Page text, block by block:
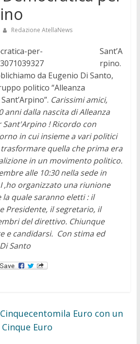
Redazione AtellaNews
Sant’A
rpino.
da Eugenio Di Santo,
politico “Alleanza
Carissimi amici,
anni dalla nascita di Alleanza
! Ricordo con
in cui insieme a vari politici
quella che prima era
in un movimento politico.
alle 10:30 nella sede in
,ho organizzato una riunione
quale saranno eletti : il
Presidente, il segretario, il
del direttivo. Chiunque
e candidarsi. Con stima ed
Santo
Euro con un
Euro